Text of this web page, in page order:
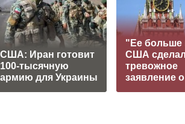
США: Иран готовит
100-тысячную
армию для Украины
"Ее больше
США
тревожное
заявление